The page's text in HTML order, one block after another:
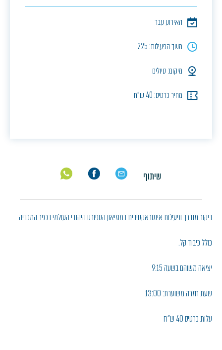
האירוע עבר
משך הפעילות: 225
מיקום: טיולים
מחיר כרטיס: 40 ש"ח
שיתוף
ביקור מודרך ופעילות אינטראקטיבית במוזיאון הספורט היהודי העולמי בכפר המכביה
כולל כיבוד קל.
יציאה משוהם בשעה 9:15
שעת חזרה משוערת: 13:00
עלות כרטיס 40 ש"ח